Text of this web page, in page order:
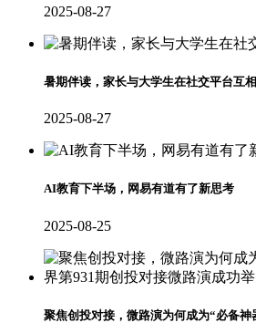
2025-08-27
暑期伴读，家长与大学生在社交平台互
2025-08-27
AI教育下半场，网易有道有了新思考
2025-08-25
聚焦创投对接，微路演为何成为“必备